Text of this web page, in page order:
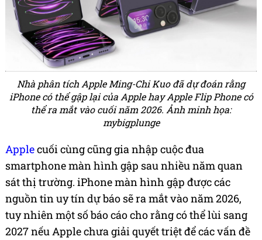
Nhà phân tích Apple Ming-Chi Kuo đã dự đoán rằng
iPhone có thể gập lại của Apple hay Apple Flip Phone có
thể ra mắt vào cuối năm 2026. Ảnh minh họa:
mybigplunge
Applecuối cùng cũng gia nhập cuộc đua
smartphone màn hình gập sau nhiều năm quan
sát thị trường. iPhone màn hình gập được các
nguồn tin uy tín dự báo sẽ ra mắt vào năm 2026,
tuy nhiên một số báo cáo cho rằng có thể lùi sang
2027 nếu Apple chưa giải quyết triệt để các vấn đề